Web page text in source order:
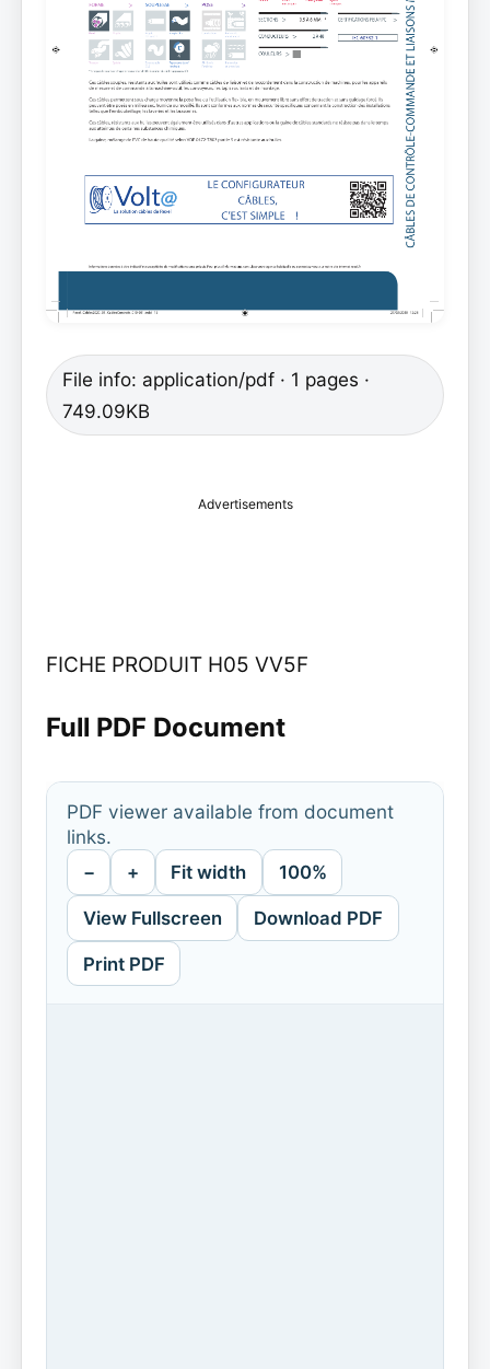
File info: application/pdf · 1 pages ·
749.09KB
Advertisements
FICHE PRODUIT H05 VV5F
Full PDF Document
PDF viewer available from document
links.
− + Fit width 100%
View Fullscreen Download PDF
Print PDF